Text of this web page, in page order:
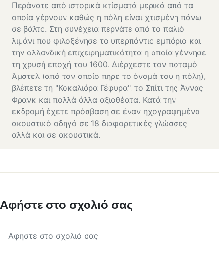
Περάνατε από ιστορικά κτίσματά μερικά από τα
οποία γέρνουν καθώς η πόλη είναι χτισμένη πάνω
σε βάλτο. Στη συνέχεια περνάτε από το παλιό
λιμάνι που φιλοξένησε το υπερπόντιο εμπόριο και
την ολλανδική επιχειρηματικότητα η οποία γέννησε
τη χρυσή εποχή του 1600. Διέρχεστε τον ποταμό
Άμστελ (από τον οποίο πήρε το όνομά του η πόλη),
βλέπετε τη "Κοκαλιάρα Γέφυρα", το Σπίτι της Άννας
Φρανκ και πολλά άλλα αξιοθέατα. Κατά την
εκδρομή έχετε πρόσβαση σε έναν ηχογραφημένο
ακουστικό οδηγό σε 18 διαφορετικές γλώσσες
αλλά και σε ακουστικά.
Αφήστε στο σχολιό σας